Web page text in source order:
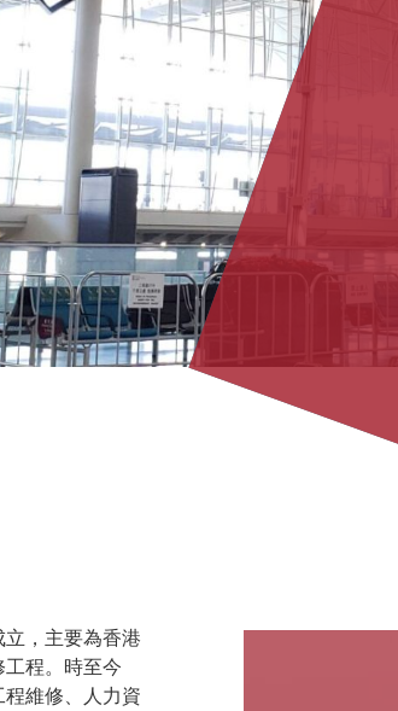
，主要為香港
程。時至今
維修、人力資